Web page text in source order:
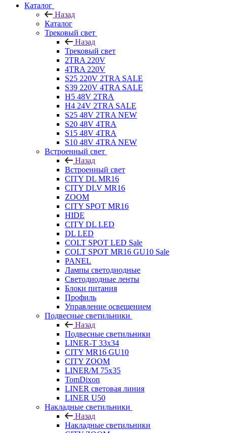
Каталог
Назад
Каталог
Трековый свет
Назад
Трековый свет
2TRA 220V
4TRA 220V
S25 220V 2TRA SALE
S39 220V 4TRA SALE
H5 48V 2TRA
H4 24V 2TRA SALE
S25 48V 2TRA NEW
S20 48V 4TRA
S15 48V 4TRA
S10 48V 4TRA NEW
Встроенный свет
Назад
Встроенный свет
CITY DL MR16
CITY DLV MR16
ZOOM
CITY SPOT MR16
HIDE
CITY DL LED
DL LED
COLT SPOT LED Sale
COLT SPOT MR16 GU10 Sale
PANEL
Лампы светодиодные
Светодиодные ленты
Блоки питания
Профиль
Управление освещением
Подвесные светильники
Назад
Подвесные светильники
LINER-T 33x34
CITY MR16 GU10
CITY ZOOM
LINER/M 75х35
TomDixon
LINER световая линия
LINER U50
Накладные светильники
Назад
Накладные светильники